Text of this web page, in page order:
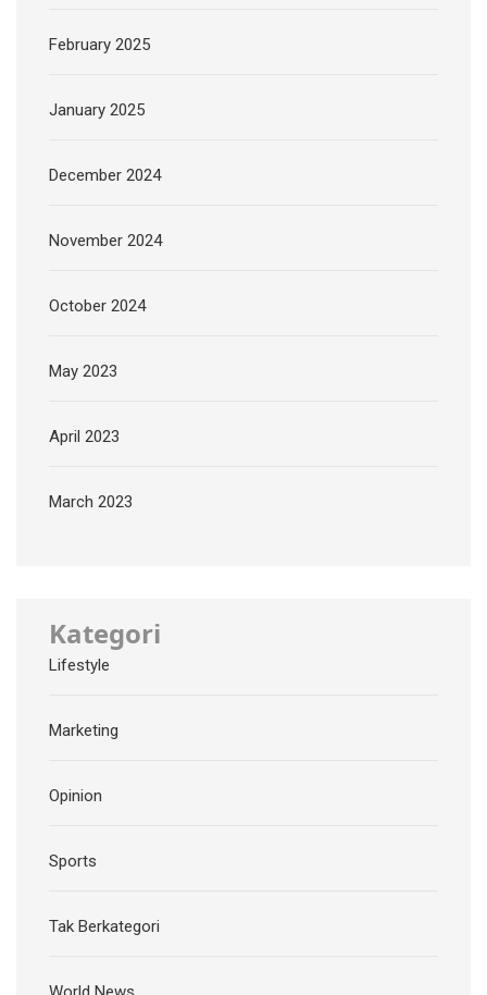
February 2025
January 2025
December 2024
November 2024
October 2024
May 2023
April 2023
March 2023
Kategori
Lifestyle
Marketing
Opinion
Sports
Tak Berkategori